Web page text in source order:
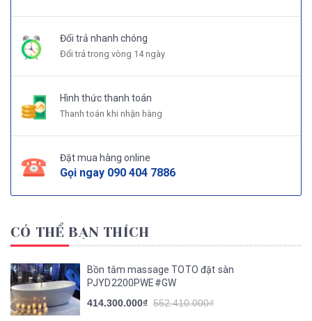
Đổi trả nhanh chóng
Đổi trả trong vòng 14 ngày
Hình thức thanh toán
Thanh toán khi nhận hàng
Đặt mua hàng online
Gọi ngay 090 404 7886
CÓ THỂ BẠN THÍCH
Bồn tắm massage TOTO đặt sàn
PJYD2200PWE#GW
414.300.000₫ 552.410.000₫